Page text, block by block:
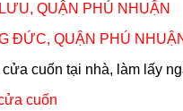
QUẬN PHÚ NHUẬN
ĐỨC, QUẬN PHÚ
cuốn tại nhà, làm lấy
cuốn